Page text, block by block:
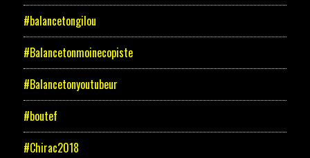
#balancetongilou
#Balancetonmoinecopiste
#Balancetonyoutubeur
#boutef
#Chirac2018